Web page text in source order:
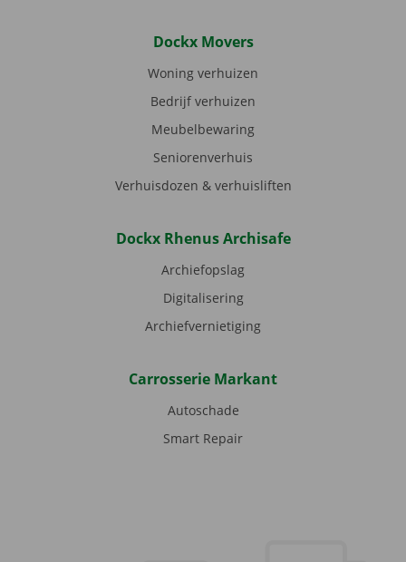
Dockx Movers
Woning verhuizen
Bedrijf verhuizen
Meubelbewaring
Seniorenverhuis
Verhuisdozen & verhuisliften
Dockx Rhenus Archisafe
Archiefopslag
Digitalisering
Archiefvernietiging
Carrosserie Markant
Autoschade
Smart Repair